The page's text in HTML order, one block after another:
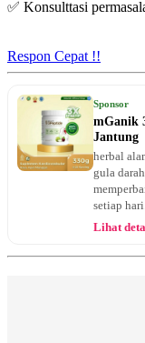
Kamis, 27/08/2026
Jam 17:00 - 21:00
EKSEKUTIF
Selasa, 01/09/2026
Jam 12:00 - 14:00
Jam 17:00 - 18:00
✅ Konsulttasi
Respon Cepat !!
Sponsor
mGanik
Jantung
herbal
gula
setiap hari.
Lihat